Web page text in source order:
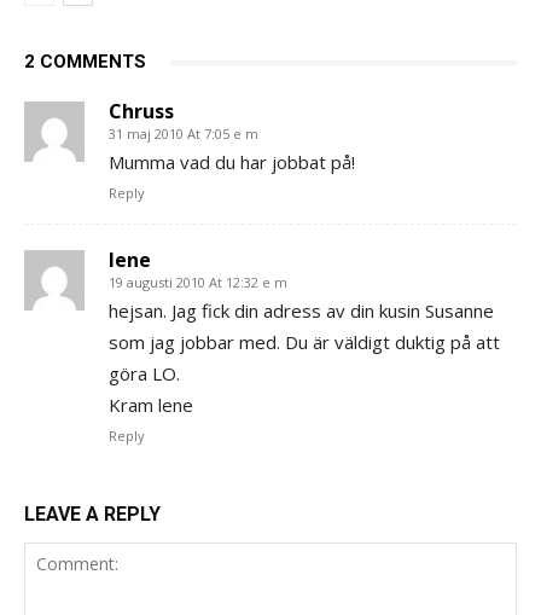
2 COMMENTS
Chruss
31 maj 2010 At 7:05 e m
Mumma vad du har jobbat på!
Reply
lene
19 augusti 2010 At 12:32 e m
hejsan. Jag fick din adress av din kusin Susanne
som jag jobbar med. Du är väldigt duktig på att
göra LO.
Kram lene
Reply
LEAVE A REPLY